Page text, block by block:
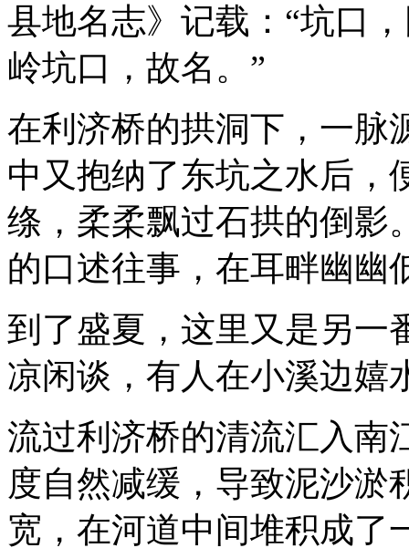
县地名志》记载：“坑口
岭坑口，故名。”
在利济桥的拱洞下，一脉
中又抱纳了东坑之水后，
绦，柔柔飘过石拱的倒影
的口述往事，在耳畔幽幽
到了盛夏，这里又是另一
凉闲谈，有人在小溪边嬉
流过利济桥的清流汇入南
度自然减缓，导致泥沙淤
宽，在河道中间堆积成